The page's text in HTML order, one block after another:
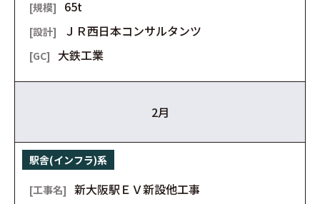
65t
ＪＲ西日本コンサルタンツ
大鉄工業
2月
駅舎(インフラ)系
新大阪駅ＥＶ新設他工事